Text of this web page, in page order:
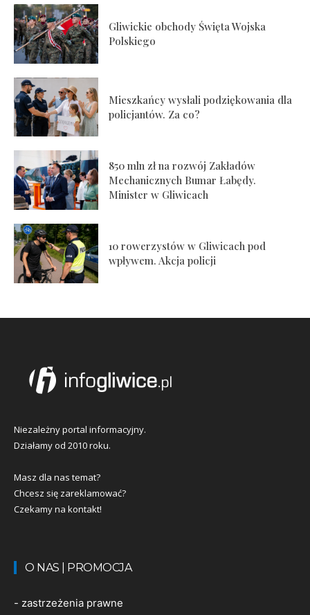
Gliwickie obchody Święta Wojska
Polskiego
Mieszkańcy wysłali podziękowania dla
policjantów. Za co?
850 mln zł na rozwój Zakładów
Mechanicznych Bumar Łabędy.
Minister w Gliwicach
10 rowerzystów w Gliwicach pod
wpływem. Akcja policji
Niezależny portal informacyjny.
Działamy od 2010 roku.
Masz dla nas temat?
Chcesz się zareklamować?
Czekamy na kontakt!
O NAS | PROMOCJA
- zastrzeżenia prawne